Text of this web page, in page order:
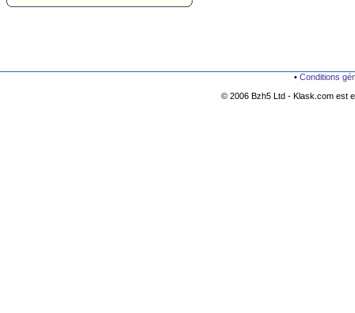
• Conditions
© 2006 Bzh5 Ltd - Klask.com est